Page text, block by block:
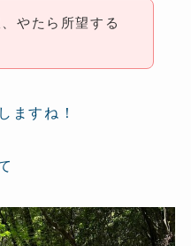
やたら所望する
ますね！